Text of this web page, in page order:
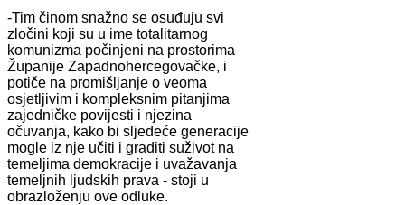
-Tim činom snažno se osuđuju svi
zločini koji su u ime totalitarnog
komunizma počinjeni na prostorima
Županije Zapadnohercegovačke, i
potiče na promišljanje o veoma
osjetljivim i kompleksnim pitanjima
zajedničke povijesti i njezina
očuvanja, kako bi sljedeće generacije
mogle iz nje učiti i graditi suživot na
temeljima demokracije i uvažavanja
temeljnih ljudskih prava - stoji u
obrazloženju ove odluke.